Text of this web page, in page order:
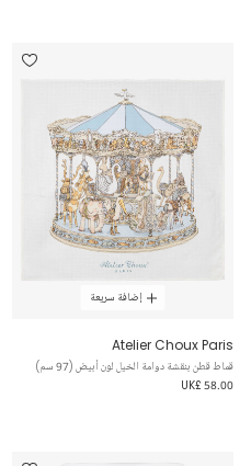
إضافة سريعة
Atelier Choux Paris
قماط قطن بنقشة دوامة الخيل لون أبيض (97 سم)
UK£ 58.00